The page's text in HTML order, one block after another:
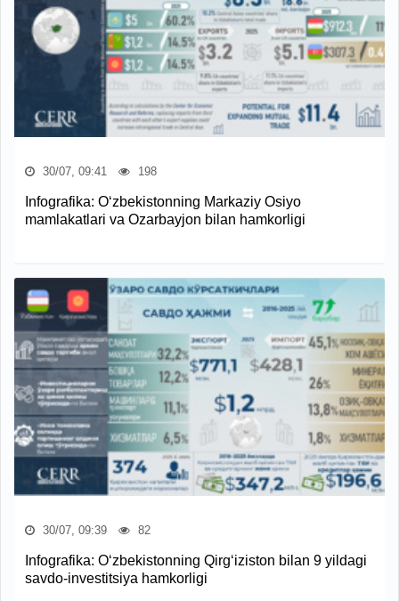
30/07, 09:41 198
Infografika: O‘zbekistonning Markaziy Osiyo
mamlakatlari va Ozarbayjon bilan hamkorligi
30/07, 09:39 82
Infografika: O‘zbekistonning Qirg‘iziston bilan 9 yildagi
savdo-investitsiya hamkorligi